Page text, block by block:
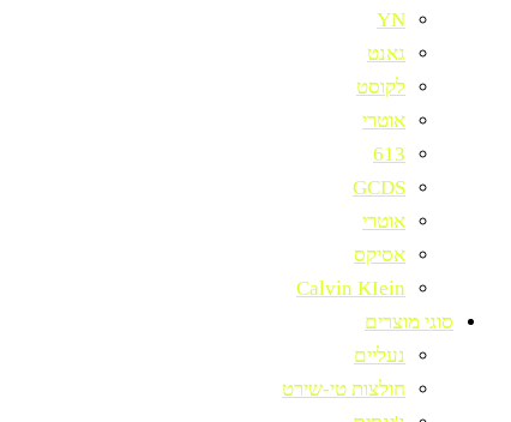
YN
גאנט
לקוסט
אוטרי
613
GCDS
אוטרי
אסיקס
Calvin KIein
סוגי מוצרים
נעליים
חולצות טי-שירט